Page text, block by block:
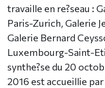
travaille en re?seau :
Paris-Zurich, Galerie
Galerie Bernard
Luxembourg-Saint-
synthe?se du 20
2016 est accueillie